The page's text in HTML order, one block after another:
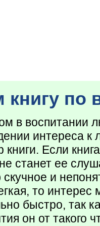
по
в воспитании
интереса к
книги. Если
станет ее
и
то
быстро, так
он от такого